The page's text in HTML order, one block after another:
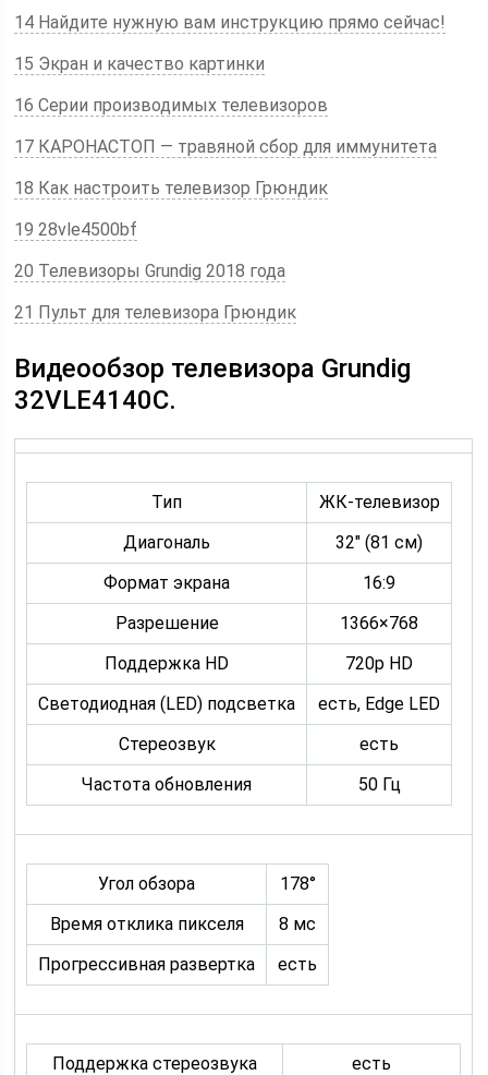
14 Найдите нужную вам инструкцию прямо сейчас!
15 Экран и качество картинки
16 Серии производимых телевизоров
17 КАРОНАСТОП — травяной сбор для иммунитета
18 Как настроить телевизор Грюндик
19 28vle4500bf
20 Телевизоры Grundig 2018 года
21 Пульт для телевизора Грюндик
Видеообзор телевизора Grundig
32VLE4140C.
Тип
ЖК-телевизор
Диагональ
32″ (81 см)
Формат экрана
16:9
Разрешение
1366×768
Поддержка HD
720p HD
Светодиодная (LED) подсветка
есть, Edge LED
Стереозвук
есть
Частота обновления
50 Гц
Угол обзора
178°
Время отклика пикселя
8 мс
Прогрессивная развертка
есть
Поддержка стереозвука
есть